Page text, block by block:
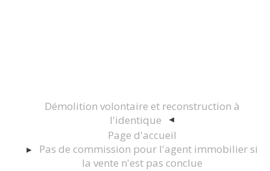
Démolition volontaire et reconstruction à
l'identique
Page d'accueil
Pas de commission pour l'agent immobilier si
la vente n'est pas conclue